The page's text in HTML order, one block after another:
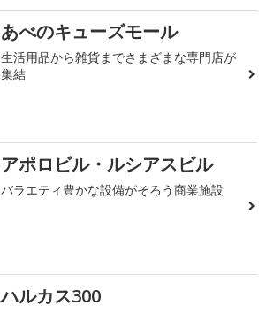
あべのキューズモール
生活用品から雑貨までさまざまな専門店が
集結
アポロビル・ルシアスビル
バラエティ豊かな設備がそろう商業施設
ハルカス300